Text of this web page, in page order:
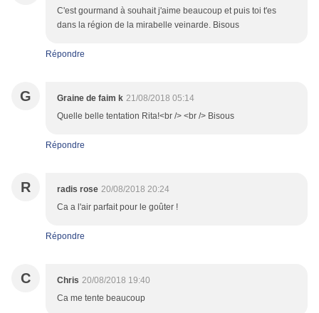
C'est gourmand à souhait j'aime beaucoup et puis toi t'es
dans la région de la mirabelle veinarde. Bisous
Répondre
G Graine de faim k 21/08/2018 05:14
Quelle belle tentation Rita!<br /> <br /> Bisous
Répondre
R radis rose 20/08/2018 20:24
Ca a l'air parfait pour le goûter !
Répondre
C Chris 20/08/2018 19:40
Ca me tente beaucoup